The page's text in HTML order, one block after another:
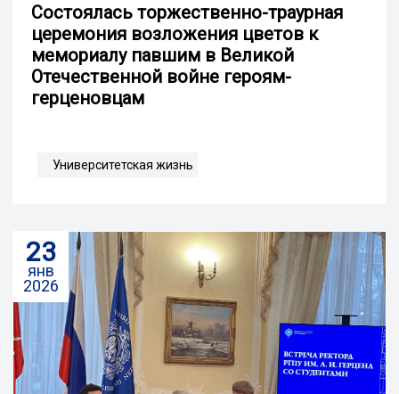
Cостоялась торжественно-траурная
церемония возложения цветов к
мемориалу павшим в Великой
Отечественной войне героям-
герценовцам
Университетская жизнь
23
янв
2026